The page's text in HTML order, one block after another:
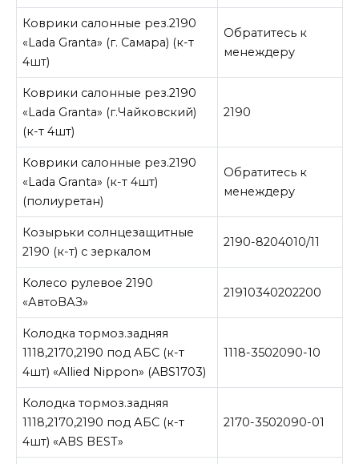
Коврики салонные рез.2190
«Lada Granta» (г. Самара) (к-т
4шт)
Обратитесь к
менеждеру
Коврики салонные рез.2190
«Lada Granta» (г.Чайковский)
(к-т 4шт)
2190
Коврики салонные рез.2190
«Lada Granta» (к-т 4шт)
(полиуретан)
Обратитесь к
менеждеру
Козырьки солнцезащитные
2190 (к-т) с зеркалом
2190-8204010/11
Колесо рулевое 2190
«АвтоВАЗ»
21910340202200
Колодка тормоз.задняя
1118,2170,2190 под АБС (к-т
4шт) «Allied Nippon» (ABS1703)
1118-3502090-10
Колодка тормоз.задняя
1118,2170,2190 под АБС (к-т
4шт) «АBS BEST»
2170-3502090-01